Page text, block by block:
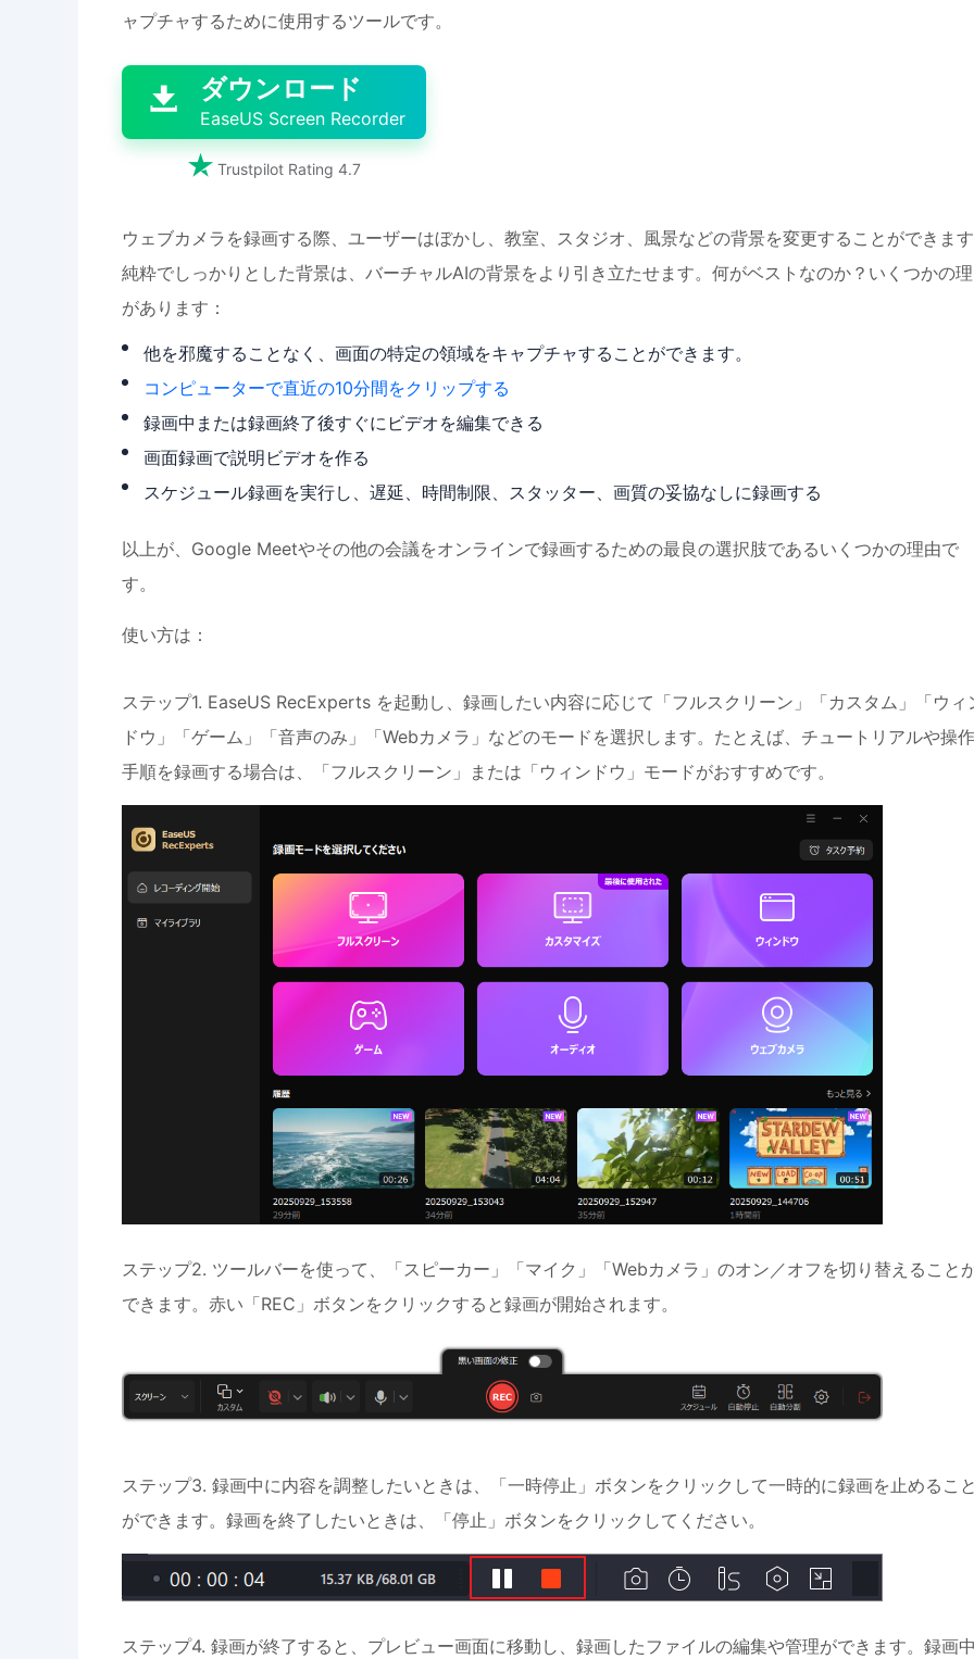
ャプチャするために使用するツールです。

 ダウンロード
EaseUS Screen Recorder
 Trustpilot Rating 4.7
ウェブカメラを録画する際、ユーザーはぼかし、教室、スタジオ、風景などの背景を変更することができま
純粋でしっかりとした背景は、バーチャルAIの背景をより引き立たせます。何がベストなのか？いくつかの
があります：
他を邪魔することなく、画面の特定の領域をキャプチャすることができます。
コンピューターで直近の10分間をクリップする
録画中または録画終了後すぐにビデオを編集できる
画面録画で説明ビデオを作る
スケジュール録画を実行し、遅延、時間制限、スタッター、画質の妥協なしに録画する
以上が、Google Meetやその他の会議をオンラインで録画するための最良の選択肢であるいくつかの理由で
す。
使い方は：
ステップ1. EaseUS RecExperts を起動し、録画したい内容に応じて「フルスクリーン」「カスタム」「ウィ
ドウ」「ゲーム」「音声のみ」「Webカメラ」などのモードを選択します。たとえば、チュートリアルや操作
手順を録画する場合は、「フルスクリーン」または「ウィンドウ」モードがおすすめです。
ステップ2. ツールバーを使って、「スピーカー」「マイク」「Webカメラ」のオン／オフを切り替えること
できます。赤い「REC」ボタンをクリックすると録画が開始されます。
ステップ3. 録画中に内容を調整したいときは、「一時停止」ボタンをクリックして一時的に録画を止めるこ
ができます。録画を終了したいときは、「停止」ボタンをクリックしてください。
ステップ4. 録画が終了すると、プレビュー画面に移動し、録画したファイルの編集や管理ができます。録画